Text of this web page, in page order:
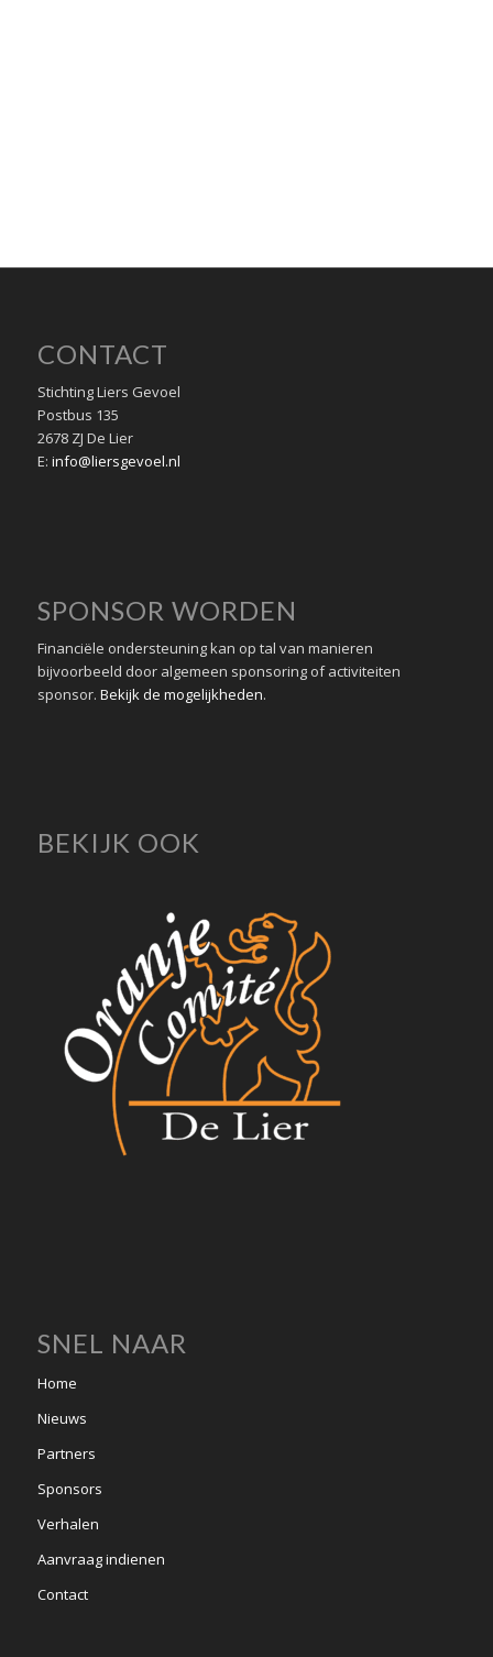
CONTACT
Stichting Liers Gevoel
Postbus 135
2678 ZJ De Lier
E: info@liersgevoel.nl
SPONSOR WORDEN
Financiële ondersteuning kan op tal van manieren
bijvoorbeeld door algemeen sponsoring of activiteiten
sponsor. Bekijk de mogelijkheden.
BEKIJK OOK
SNEL NAAR
Home
Nieuws
Partners
Sponsors
Verhalen
Aanvraag indienen
Contact